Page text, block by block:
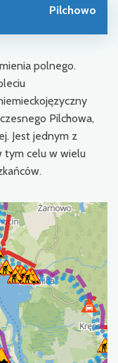
Pilchowo
polnego.
Pilchowa,
Jest jednym z
tym celu w wielu